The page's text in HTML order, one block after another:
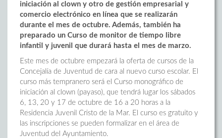
iniciación al clown y otro de gestión empresarial y
comercio electrónico en línea que se realizarán
durante el mes de octubre. Además, también ha
preparado un Curso de monitor de tiempo libre
infantil y juvenil que durará hasta el mes de marzo.
Este mes de octubre empezará la oferta de cursos de la
Concejalía de Juventud de cara al nuevo curso escolar. El
curso más tempranero será el Curso monográfico de
iniciación al clown (payaso), que tendrá lugar los sábados
6, 13, 20 y 17 de octubre de 16 a 20 horas a la
Residencia Juvenil Cristo de la Mar. El curso es gratuito y
las inscripciones se pueden formalizar en el área de
Juventud del Ayuntamiento.